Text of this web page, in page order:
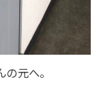
元へ。